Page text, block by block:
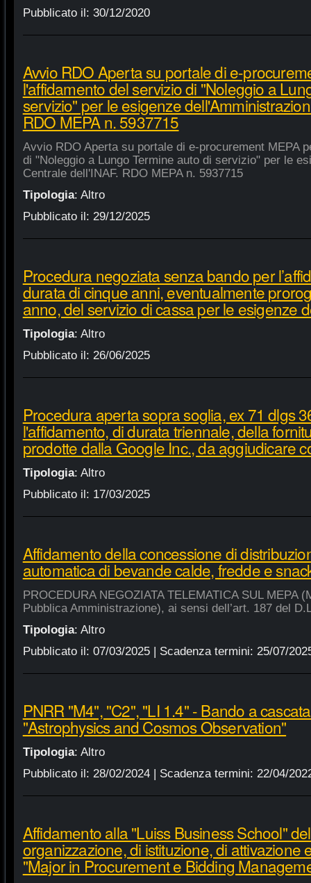
Pubblicato il: 30/12/2020
Avvio RDO Aperta su portale di e-
l'affidamento del servizio di "Noleggio a
servizio" per le esigenze
RDO MEPA n. 5937715
Avvio RDO Aperta su portale di e-procurement MEPA
di "Noleggio a Lungo Termine auto di servizio" per le
Centrale dell'INAF. RDO MEPA n. 5937715
Tipologia: Altro
Pubblicato il: 29/12/2025
Procedura negoziata senza bando per
durata di cinque anni, eventualmente
anno, del servizio di cassa per le esigenze
Tipologia: Altro
Pubblicato il: 26/06/2025
Procedura aperta sopra soglia, ex 71 dlgs
l'affidamento, di durata triennale, della
prodotte dalla Google Inc., da aggiudicare
Tipologia: Altro
Pubblicato il: 17/03/2025
Affidamento della concessione di
automatica di bevande calde, fredde e
PROCEDURA NEGOZIATA TELEMATICA SUL MEPA
Pubblica Amministrazione), ai sensi dell’art. 187 del
Tipologia: Altro
Pubblicato il: 07/03/2025| Scadenza termini: 25/07/
PNRR "M4", "C2", "LI 1.4" - Bando a
"Astrophysics and Cosmos Observation"
Tipologia: Altro
Pubblicato il: 28/02/2024| Scadenza termini: 22/04/
Affidamento alla "Luiss Business School"
organizzazione, di istituzione, di attivazione
"Major in Procurement e Bidding